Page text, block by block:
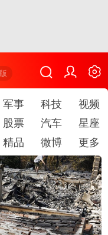
军事 科技
视频
股票 汽车
星座
精品 微博 更多